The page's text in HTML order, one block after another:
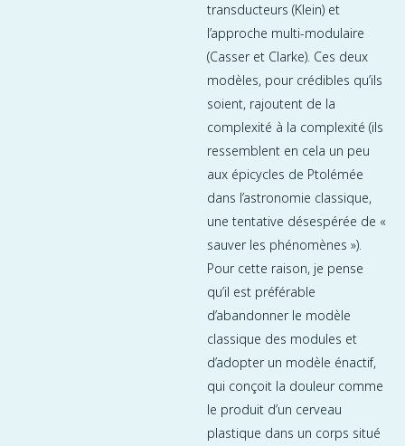
transducteurs (Klein) et
l’approche multi-modulaire
(Casser et Clarke). Ces deux
modèles, pour crédibles qu’ils
soient, rajoutent de la
complexité à la complexité (ils
ressemblent en cela un peu
aux épicycles de Ptolémée
dans l’astronomie classique,
une tentative désespérée de «
sauver les phénomènes »).
Pour cette raison, je pense
qu’il est préférable
d’abandonner le modèle
classique des modules et
d’adopter un modèle énactif,
qui conçoit la douleur comme
le produit d’un cerveau
plastique dans un corps situé